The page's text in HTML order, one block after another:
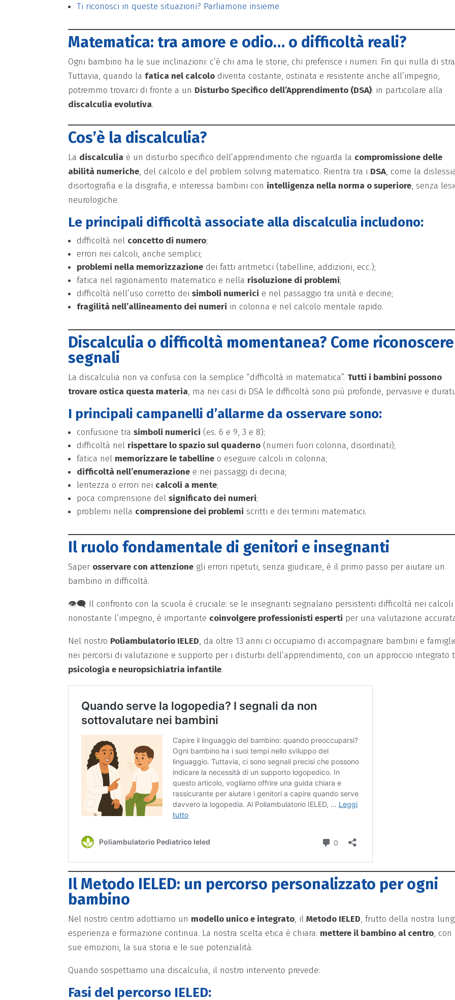
Ti riconosci in queste situazioni? Parliamone insieme
Matematica: tra amore e odio… o difficoltà reali?
Ogni bambino ha le sue inclinazioni: c’è chi ama le storie, chi preferisce i numeri. Fin qui nulla di
Tuttavia, quando lafatica nel calcolo diventa costante, ostinata e resistente anche all’impegno,
potremmo trovarci di fronte a un Disturbo Specifico dell’Apprendimento (DSA): in particolare alla
discalculia evolutiva.
Cos’è la discalculia?
La discalculia è un disturbo specifico dell’apprendimento che riguarda la compromissione delle
abilità numeriche, del calcolo e del problem solving matematico. Rientra tra i DSA, come la
disortografia e la disgrafia, e interessa bambini con intelligenza nella norma o superiore, senza
neurologiche.
Le principali difficoltà associate alla discalculia includono:
difficoltà nel concetto di numero;
errori nei calcoli, anche semplici;
problemi nella memorizzazione dei fatti aritmetici (tabelline, addizioni, ecc.);
fatica nel ragionamento matematico e nella risoluzione di problemi;
difficoltà nell’uso corretto deisimboli numerici e nel passaggio tra unità e decine;
fragilità nell’allineamento dei numeri in colonna e nel calcolo mentale rapido.
Discalculia o difficoltà momentanea? Come
segnali
La discalculia non va confusa con la semplice “difficoltà in matematica”. Tutti i bambini possono
trovare ostica questa materia, ma nei casi di DSA le difficoltà sono più profonde, pervasive e
I principali campanelli d’allarme da osservare sono:
confusione trasimboli numerici (es. 6 e 9, 3 e 8);
difficoltà nel rispettare lo spazio sul quaderno (numeri fuori colonna, disordinati);
fatica nel memorizzare le tabelline o eseguire calcoli in colonna;
difficoltà nell’enumerazione e nei passaggi di decina;
lentezza o errori nei calcoli a mente;
poca comprensione delsignificato dei numeri;
problemi nella comprensione dei problemi scritti e dei termini matematici.
Il ruolo fondamentale di genitori e insegnanti
Saper osservare con attenzione gli errori ripetuti, senza giudicare, è il primo passo per aiutare un
bambino in difficoltà.
👁️‍🗨️ Il confronto con la scuola è cruciale: se le insegnanti segnalano persistenti difficoltà nei calcoli
nonostante l’impegno, è importante coinvolgere professionisti esperti per una valutazione
Nel nostro Poliambulatorio IELED, da oltre 13 anni ci occupiamo di accompagnare bambini e
nei percorsi di valutazione e supporto per i disturbi dell’apprendimento, con un approccio integrato
psicologia e neuropsichiatria infantile.
Il Metodo IELED: un percorso personalizzato per ogni
bambino
Nel nostro centro adottiamo un modello unico e integrato, ilMetodo IELED, frutto della nostra
esperienza e formazione continua. La nostra scelta etica è chiara: mettere il bambino al centro, con
sue emozioni, la sua storia e le sue potenzialità.
Quando sospettiamo una discalculia, il nostro intervento prevede:
Fasi del percorso IELED: